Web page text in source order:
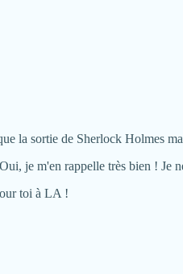
la sortie de Sherlock Holmes
je m'en rappelle très bien !
toi à LA !